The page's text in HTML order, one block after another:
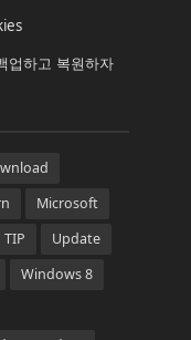
업하고 복원하자
Microsoft
TIP
Update
Windows 8